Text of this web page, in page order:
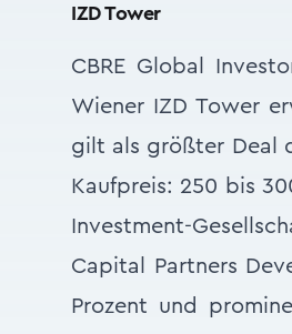
IZD Tower
CBRE Global
Wiener IZD Tower
gilt als größter Deal
Kaufpreis: 250 bis
Investment-
Capital Partners
Prozent und